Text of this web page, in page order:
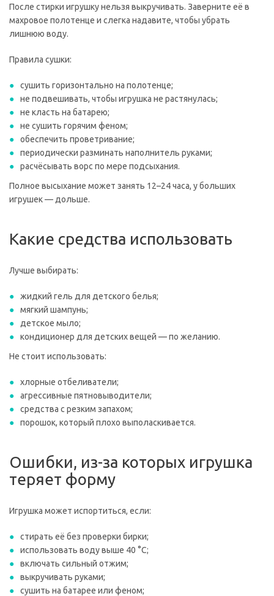
После стирки игрушку нельзя выкручивать. Заверните её в
махровое полотенце и слегка надавите, чтобы убрать
лишнюю воду.
Правила сушки:
сушить горизонтально на полотенце;
не подвешивать, чтобы игрушка не растянулась;
не класть на батарею;
не сушить горячим феном;
обеспечить проветривание;
периодически разминать наполнитель руками;
расчёсывать ворс по мере подсыхания.
Полное высыхание может занять 12–24 часа, у больших
игрушек — дольше.
Какие средства использовать
Лучше выбирать:
жидкий гель для детского белья;
мягкий шампунь;
детское мыло;
кондиционер для детских вещей — по желанию.
Не стоит использовать:
хлорные отбеливатели;
агрессивные пятновыводители;
средства с резким запахом;
порошок, который плохо выполаскивается.
Ошибки, из-за которых игрушка
теряет форму
Игрушка может испортиться, если:
стирать её без проверки бирки;
использовать воду выше 40 °C;
включать сильный отжим;
выкручивать руками;
сушить на батарее или феном;